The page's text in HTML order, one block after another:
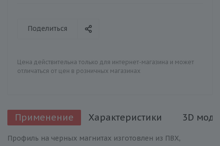
Поделиться
Цена действительна только для интернет-магазина и может
отличаться от цен в розничных магазинах
Применение Характеристики 3D
Профиль на черных магнитах изготовлен из ПВХ,